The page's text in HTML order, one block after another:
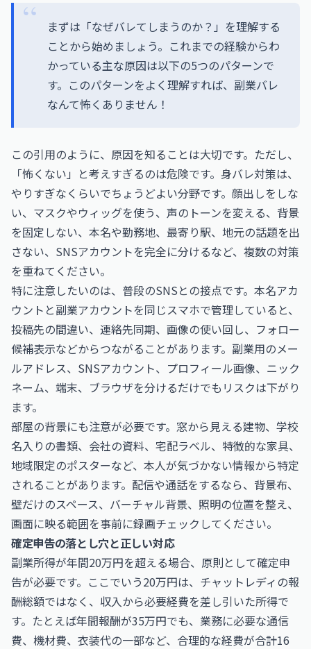
まずは「なぜバレてしまうのか？」を理解する
ことから始めましょう。これまでの経験からわ
かっている主な原因は以下の5つのパターンで
す。このパターンをよく理解すれば、副業バレ
なんて怖くありません！
この引用のように、原因を知ることは大切です。ただし、
「怖くない」と考えすぎるのは危険です。身バレ対策は、
やりすぎなくらいでちょうどよい分野です。顔出しをしな
い、マスクやウィッグを使う、声のトーンを変える、背景
を固定しない、本名や勤務地、最寄り駅、地元の話題を出
さない、SNSアカウントを完全に分けるなど、複数の対策
を重ねてください。
特に注意したいのは、普段のSNSとの接点です。本名アカ
ウントと副業アカウントを同じスマホで管理していると、
投稿先の間違い、連絡先同期、画像の使い回し、フォロー
候補表示などからつながることがあります。副業用のメー
ルアドレス、SNSアカウント、プロフィール画像、ニック
ネーム、端末、ブラウザを分けるだけでもリスクは下がり
ます。
部屋の背景にも注意が必要です。窓から見える建物、学校
名入りの書類、会社の資料、宅配ラベル、特徴的な家具、
地域限定のポスターなど、本人が気づかない情報から特定
されることがあります。配信や通話をするなら、背景布、
壁だけのスペース、バーチャル背景、照明の位置を整え、
画面に映る範囲を事前に録画チェックしてください。
確定申告の落とし穴と正しい対応
副業所得が年間20万円を超える場合、原則として確定申
告が必要です。ここでいう20万円は、チャットレディの報
酬総額ではなく、収入から必要経費を差し引いた所得で
す。たとえば年間報酬が35万円でも、業務に必要な通信
費、機材費、衣装代の一部など、合理的な経費が合計16